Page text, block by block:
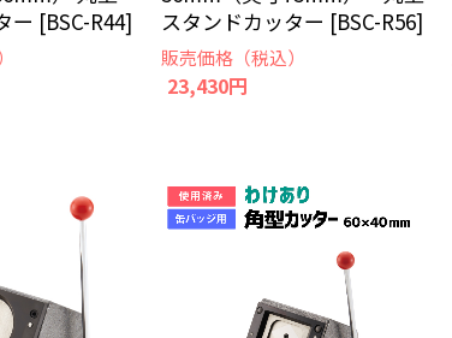
ー [BSC-R44]
スタンドカッター [BSC-R56]
販売価格（税込）
23,430円